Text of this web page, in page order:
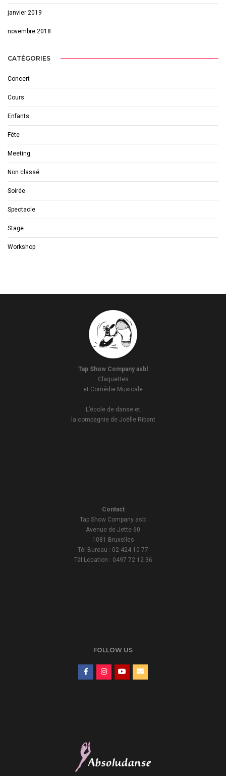
janvier 2019
novembre 2018
CATÉGORIES
Concert
Cours
Enfants
Fête
Meeting
Non classé
Soirée
Spectacle
Stage
Workshop
Tap Show Company asbl
Claquettes
et Comédie Musicale
L’école de danse et
la compagnie de Joëlle Ribant
Contact
Tap Show Company asbl
Avenue de Jette 60
1081 Bruxelles
Tél Bureau : 02 424 10 77
Tél Location : 0497 72 12 36
FOLLOW US